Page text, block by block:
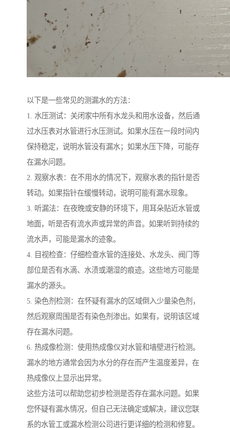
以下是一些常见的测漏水的方法：
1. 水压测试：关闭家中所有水龙头和用水设备，然后通
过水压表对水管进行水压测试。如果水压在一段时间内
保持稳定，说明水管没有漏水；如果水压下降，可能存
在漏水问题。
2. 观察水表：在不用水的情况下，观察水表的指针是否
转动。如果指针在缓慢转动，说明可能有漏水现象。
3. 听漏法：在夜晚或安静的环境下，用耳朵贴近水管或
地面，听是否有流水声或异常的声音。如果听到持续的
流水声，可能是漏水的迹象。
4. 目视检查：仔细检查水管的连接处、水龙头、阀门等
部位是否有水滴、水渍或潮湿的痕迹。这些地方可能是
漏水的源头。
5. 染色剂检测：在怀疑有漏水的区域倒入少量染色剂，
然后观察周围是否有染色剂渗出。如果有，说明该区域
存在漏水问题。
6. 热成像检测：使用热成像仪对水管和墙壁进行检测。
漏水的地方通常会因为水分的存在而产生温度差异，在
热成像仪上显示出异常。
这些方法可以帮助您初步检测是否存在漏水问题。如果
您怀疑有漏水情况，但自己无法确定或解决，建议您联
系的水管工或漏水检测公司进行更详细的检测和修复。